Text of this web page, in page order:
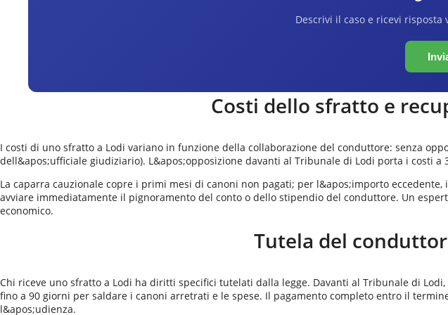
Descrivi il caso e ricevi risposta
Costi dello sfratto e
I costi di uno sfratto a Lodi variano in funzione della collaborazione del conduttore: senza
dell&apos;ufficiale giudiziario). L&apos;opposizione davanti al Tribunale di Lodi porta i costi a
La caparra cauzionale copre i primi mesi di canoni non pagati; per l&apos;importo
avviare immediatamente il pignoramento del conto o dello stipendio del conduttore. Un
economico.
Tutela del
Chi riceve uno sfratto a Lodi ha diritti specifici tutelati dalla legge. Davanti al Tribunale di
fino a 90 giorni per saldare i canoni arretrati e le spese. Il pagamento completo entro il
l&apos;udienza.